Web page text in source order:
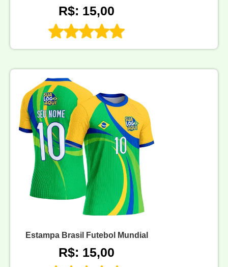
R$: 15,00
Estampa Brasil Futebol Mundial
R$: 15,00